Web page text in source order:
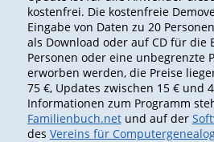
kostenfrei. Die kostenfreie
Eingabe von Daten zu 20
als Download oder auf CD für die
Personen oder eine unbegrenzte
erworben werden, die Preise
75 €, Updates zwischen 15 € und
Informationen zum Programm
Familienbuch.netund auf der
des Vereins für